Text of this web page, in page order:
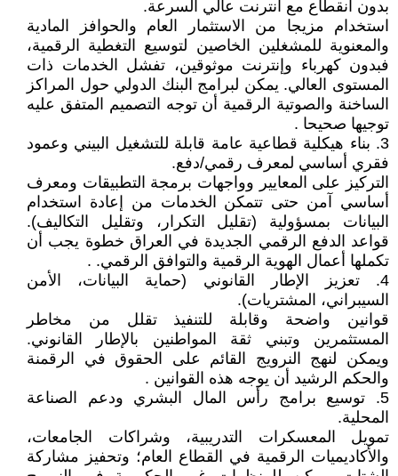
بدون انقطاع مع انترنت عالي السرعة.
استخدام مزيجا من الاستثمار العام والحوافز المادية
والمعنوية للمشغلين الخاصين لتوسيع التغطية الرقمية،
فبدون كهرباء وإنترنت موثوقين، تفشل الخدمات ذات
المستوى العالي. يمكن لبرامج البنك الدولي حول المراكز
الساخنة والصوتية الرقمية أن توجه التصميم المتفق عليه
توجيها صحيحا .
3. بناء هيكلية قطاعية عامة قابلة للتشغيل البيني وعمود
فقري أساسي لمعرف رقمي/دفع.
التركيز على المعايير وواجهات برمجة التطبيقات ومعرف
أساسي آمن حتى تتمكن الخدمات من إعادة استخدام
البيانات بمسؤولية (تقليل التكرار، وتقليل التكاليف).
قواعد الدفع الرقمي الجديدة في العراق خطوة يجب أن
تكملها أعمال الهوية الرقمية والتوافق الرقمي. .
4. تعزيز الإطار القانوني (حماية البيانات، الأمن
السيبراني، المشتريات).
قوانين واضحة وقابلة للتنفيذ تقلل من مخاطر
المستثمرين وتبني ثقة المواطنين بالإطار القانوني.
ويمكن لنهج النرويج القائم على الحقوق في الرقمنة
والحكم الرشيد أن يوجه هذه القوانين .
5. توسيع برامج رأس المال البشري ودعم الصناعة
المحلية.
تمويل المعسكرات التدريبية، وشراكات الجامعات،
والأكاديميات الرقمية في القطاع العام؛ وتحفيز مشاركة